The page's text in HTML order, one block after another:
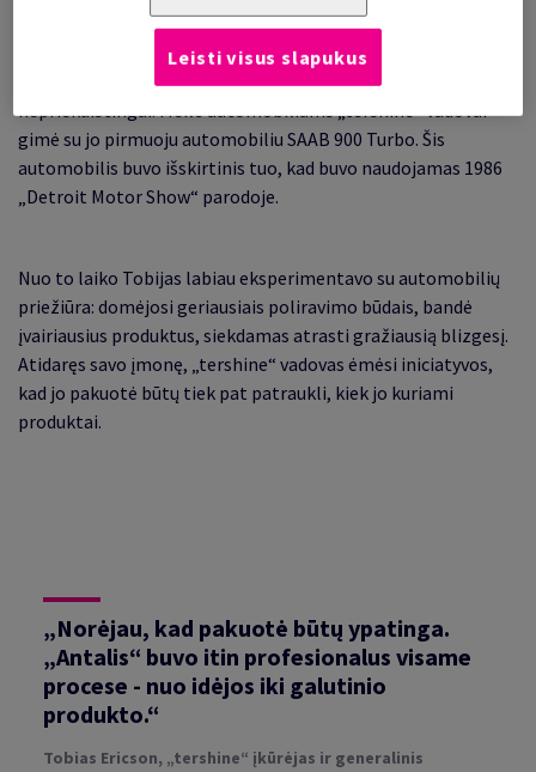
Tobijas Eriksonas, „tershine“ įmonės įkūrėjas, yra didelis
automobilių entuziastas. Labiau už automobilius Tobijui
patinka tik juos blizginti ir prižiūrėti, kad jie atrodytų
nepriekaištingai. Meilė automobiliams „tershine“ vadovui
gimė su jo pirmuoju automobiliu SAAB 900 Turbo. Šis
automobilis buvo išskirtinis tuo, kad buvo naudojamas 1986
„Detroit Motor Show“ parodoje.
Nuo to laiko Tobijas labiau eksperimentavo su automobilių
priežiūra: domėjosi geriausiais poliravimo būdais, bandė
įvairiausius produktus, siekdamas atrasti gražiausią blizgesį.
Atidaręs savo įmonę, „tershine“ vadovas ėmėsi iniciatyvos,
kad jo pakuotė būtų tiek pat patraukli, kiek jo kuriami
produktai.
„Norėjau, kad pakuotė būtų ypatinga.
„Antalis“ buvo itin profesionalus visame
procese - nuo idėjos iki galutinio
produkto.“
Tobias Ericson, „tershine“ įkūrėjas ir generalinis
Leisti visus slapukus